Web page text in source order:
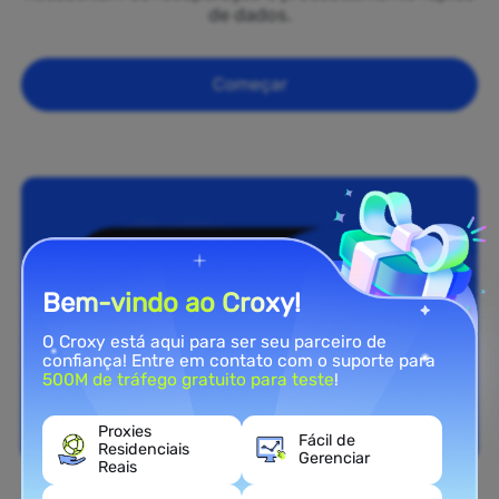
de dados.
Começar
Bem-vindo ao Croxy!
O Croxy está aqui para ser seu parceiro de
confiança! Entre em contato com o suporte para
500M de tráfego gratuito para teste!
Proxies
Residenciais
Reais
Fácil de
Gerenciar